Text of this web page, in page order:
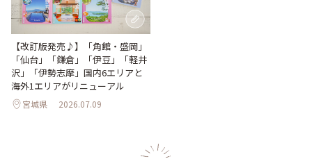
【改訂版発売♪】「角館・盛岡」
「仙台」「鎌倉」「伊豆」「軽井
沢」「伊勢志摩」国内6エリアと
海外1エリアがリニューアル
宮城県 2026.07.09